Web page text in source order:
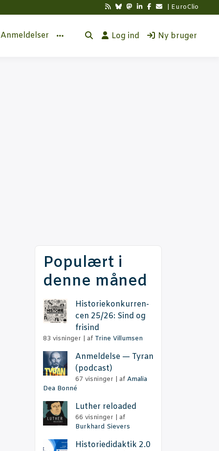
| EuroClio
Anmel­del­ser Log ind Ny bruger
Populært i
denne måned
Histo­rie­kon­kur­ren­
cen 25/26: Sind og
frisind
83 visninger af Trine Villumsen
Anmel­del­se — Tyran
(podcast)
67 visninger af Amalia
Dea Bonné
Lut­her reloaded
66 visninger
af
Burkhard Sievers
Histo­ri­e­di­dak­tik 2.0